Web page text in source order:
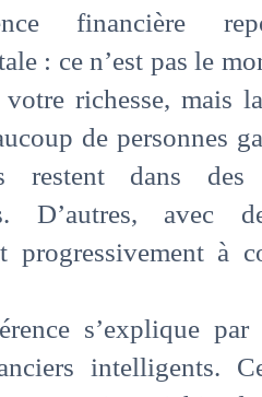
financière
: ce n’est pas le
votre richesse, mais
de personnes
restent dans des
D’autres, avec
progressivement à
s’explique
intelligents.